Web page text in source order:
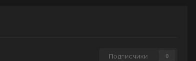
Подписчики 0